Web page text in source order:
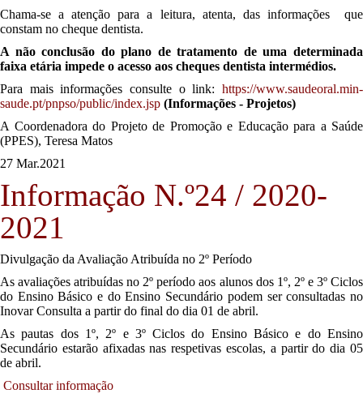
Chama-se a atenção para a leitura, atenta, das informações que
constam no cheque dentista.
A não conclusão do plano de tratamento de uma determinada
faixa etária impede o acesso aos cheques dentista intermédios.
Para mais informações consulte o link: https://www.saudeoral.min-
saude.pt/pnpso/public/index.jsp (Informações - Projetos)
A Coordenadora do Projeto de Promoção e Educação para a Saúde
(PPES), Teresa Matos
27 Mar.2021
Informação N.º24 / 2020-
2021
Divulgação da Avaliação Atribuída no 2º Período
As avaliações atribuídas no 2º período aos alunos dos 1º, 2º e 3º Ciclos
do Ensino Básico e do Ensino Secundário podem ser consultadas no
Inovar Consulta a partir do final do dia 01 de abril.
As pautas dos 1º, 2º e 3º Ciclos do Ensino Básico e do Ensino
Secundário estarão afixadas nas respetivas escolas, a partir do dia 05
de abril.
Consultar informação